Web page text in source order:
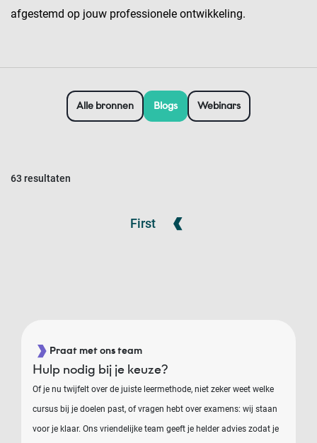
afgestemd op jouw professionele ontwikkeling.
Alle bronnen Blogs Webinars
63 resultaten
First
Praat met ons team
Hulp nodig bij je keuze?
Of je nu twijfelt over de juiste leermethode, niet zeker weet welke
cursus bij je doelen past, of vragen hebt over examens: wij staan
voor je klaar. Ons vriendelijke team geeft je helder advies zodat je